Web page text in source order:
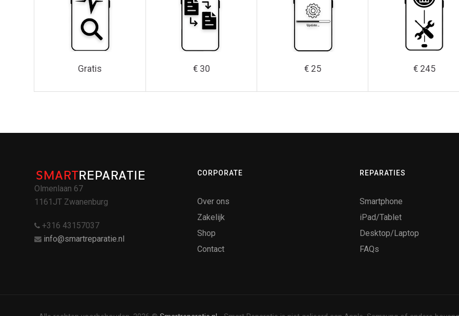
Gratis € 30 € 25 € 245
Olmenlaan 67
1161JT Zwanenburg
+316 43157037
info@smartreparatie.nl
CORPORATE
Over ons
Zakelijk
Shop
Contact
REPARATIES
Smartphone
iPad/Tablet
Desktop/Laptop
FAQs